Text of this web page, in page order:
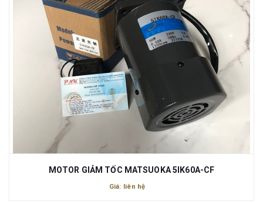
MOTOR GIẢM TỐC MATSUOKA 5IK60A-CF
Giá: liên hệ